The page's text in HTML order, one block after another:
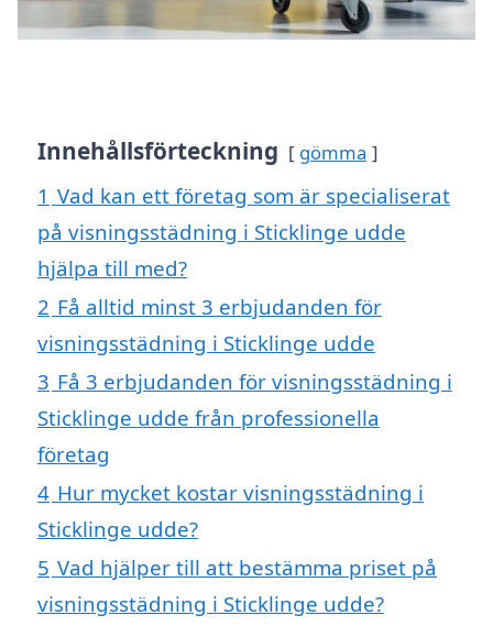
Innehållsförteckning gömma
1 Vad kan ett företag som är specialiserat
på visningsstädning i Sticklinge udde
hjälpa till med?
2 Få alltid minst 3 erbjudanden för
visningsstädning i Sticklinge udde
3 Få 3 erbjudanden för visningsstädning i
Sticklinge udde från professionella
företag
4 Hur mycket kostar visningsstädning i
Sticklinge udde?
5 Vad hjälper till att bestämma priset på
visningsstädning i Sticklinge udde?